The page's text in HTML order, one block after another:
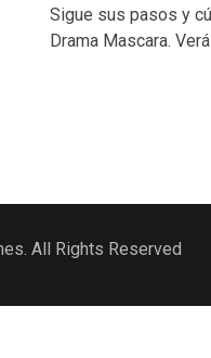
Sigue sus pasos y
Drama Mascara.
All Rights Reserved